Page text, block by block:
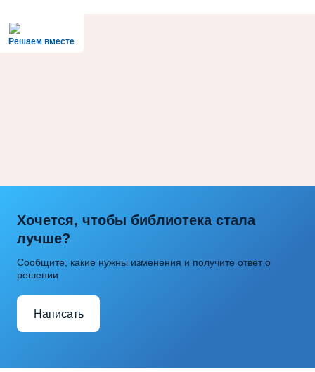
Решаем вместе
Хочется, чтобы библиотека стала
лучше?
Сообщите, какие нужны изменения и получите ответ о
решении
Написать